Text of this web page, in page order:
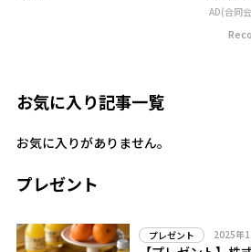
AD(合同
お気に入り記事一覧
お気に入りがありません。
プレゼント
プレゼント 2025年